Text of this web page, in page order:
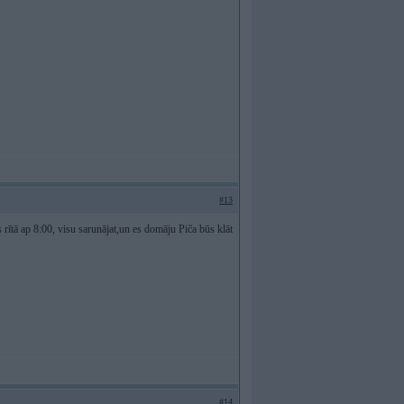
#13
ap 8:00, visu sarunājat,un es domāju Piča būs klāt
#14